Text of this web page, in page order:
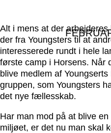
Alt i mens at der
der fra Youngsters til at
interesserede rundt i hele
første camp i Horsens. Når
blive medlem af
gruppen, som Youngsters
det nye fællesskab.
Har man mod på at blive
miljøet, er det nu man skal